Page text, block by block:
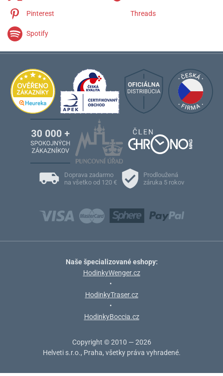
Pinterest Threads
Spotify
Doprava zadarmo
na všetko od 120 €
Prodloužená
záruka 5 rokov
Naše špecializované eshopy:
HodinkyWenger.cz
•
HodinkyTraser.cz
•
HodinkyBoccia.cz
Copyright © 2010 — 2026
Helveti s.r.o., Praha, všetky práva vyhradené.